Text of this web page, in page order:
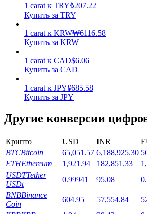
Стейкинг
Launchpool
Гибкая ставка для заработка
1 carat к TRY₺207.22
Купить за TRY
1 carat к KRW₩6116.58
Купить за KRW
1 carat к CAD$6.06
Купить за CAD
1 carat к JPY¥685.58
Купить за JPY
Другие конверсии
Крипто USD INR
BTCBitcoin 65,051.57 6,188,925.30
ETHEthereum 1,921.94 182,851.33
USDTTether
USDt
0.99941 95.08
BNBBinance
Coin
604.95 57,554.84